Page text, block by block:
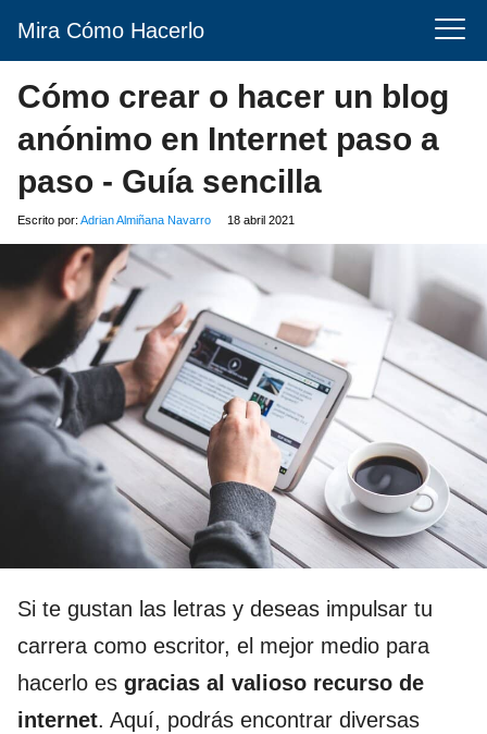
Mira Cómo Hacerlo
Cómo crear o hacer un blog
anónimo en Internet paso a
paso - Guía sencilla
Escrito por: Adrian Almiñana Navarro 18 abril 2021
Si te gustan las letras y deseas impulsar tu
carrera como escritor, el mejor medio para
hacerlo es gracias al valioso recurso de
internet. Aquí, podrás encontrar diversas